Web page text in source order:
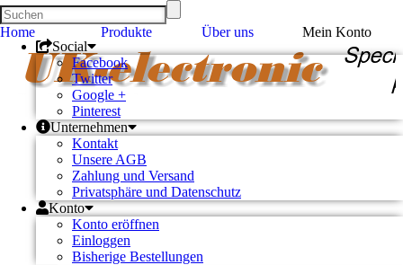
Social
Facebook
Twitter
Google +
Pinterest
Unternehmen
Kontakt
Unsere AGB
Zahlung und Versand
Privatsphäre und Datenschutz
Konto
Konto eröffnen
Einloggen
Bisherige Bestellungen
Home Produkte Über uns Mein Konto